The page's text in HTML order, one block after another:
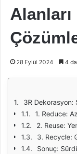
Alanları
28 Eylül 2024 4
3R Dekorasyon:
1. Reduce:
2. Reuse:
3. Recycle:
Sonuç: